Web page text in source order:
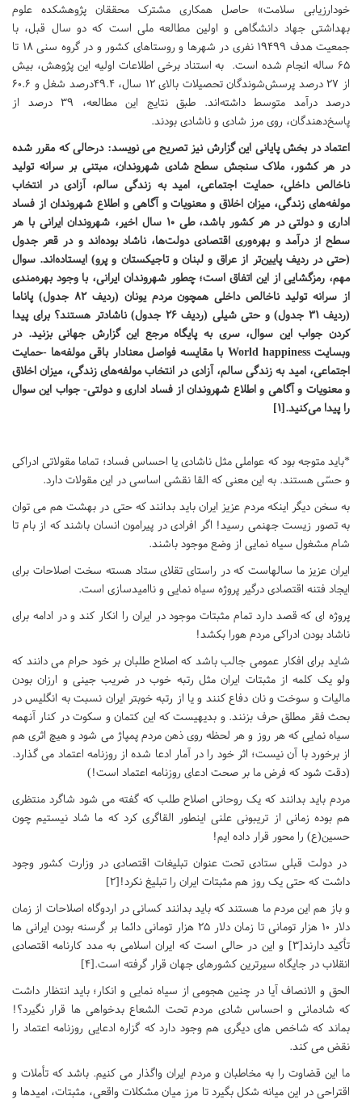
خودارزیابی سلامت» حاصل همکاری مشترک محققان پژوهشکده علوم
بهداشتی جهاد دانشگاهی و اولین مطالعه ملی است که دو سال قبل، با
جمعیت هدف 19499 نفری در شهرها و روستاهای کشور و در گروه سنی 18 تا
65 ساله انجام شده است. به استناد برخی اطلاعات اولیه این پژوهش، بیش
از 27 درصد پرسش‌شوندگان تحصیلات بالای 12 سال، 49.4درصد شغل و 60.6
درصد درآمد متوسط داشته‌اند. طبق نتایج این مطالعه، 39 درصد از
پاسخ‌دهندگان، روی مرز شادی و ناشادی بودند.
اعتماد در بخش پایانی این گزارش نیز تصریح می نویسد: درحالی که مقرر شده
در هر کشور، ملاک سنجش سطح شادی شهروندان، مبتنی بر سرانه تولید
ناخالص داخلی، حمایت اجتماعی، امید به زندگی سالم، آزادی در انتخاب
مولفه‌های زندگی، میزان اخلاق و معنویات و آگاهی و اطلاع شهروندان از فساد
اداری و دولتی در هر کشور باشد، طی 10 سال اخیر، شهروندان ایرانی با هر
سطح از درآمد و بهره‌وری اقتصادی دولت‌ها، ناشاد بوده‌اند و در قعر جدول
(حتی در ردیف پایین‌تر از عراق و لبنان و تاجیکستان و پرو) ایستاده‌اند. سوال
مهم، رمزگشایی از این اتفاق است؛ چطور شهروندان ایرانی، با وجود بهره‌مندی
از سرانه تولید ناخالص داخلی همچون مردم یونان (ردیف 82 جدول) پاناما
(ردیف 31 جدول) و حتی شیلی (ردیف 26 جدول) ناشادتر هستند؟ برای پیدا
کردن جواب این سوال، سری به پایگاه مرجع این گزارش جهانی بزنید. در
وبسایت World happiness با مقایسه فواصل معنادار باقی مولفه‌ها -حمایت
اجتماعی، امید به زندگی سالم، آزادی در انتخاب مولفه‌های زندگی، میزان اخلاق
و معنویات و آگاهی و اطلاع شهروندان از فساد اداری و دولتی- جواب این سوال
را پیدا می‌کنید.[1]
*باید متوجه بود که عواملی مثل ناشادی یا احساس فساد؛ تماما مقولاتی ادراکی
و حسّی هستند. به این معنی که القا نقشی اساسی در این مقولات دارد.
به سخن دیگر اینکه مردم عزیز ایران باید بدانند که حتی در بهشت هم می توان
به تصور زیست جهنمی رسید! اگر افرادی در پیرامون انسان باشند که از بام تا
شام مشغول سیاه نمایی از وضع موجود باشند.
ایران عزیز ما سالهاست که در راستای تقلای ستاد هسته سخت اصلاحات برای
ایجاد فتنه اقتصادی درگیر پروژه سیاه نمایی و ناامیدسازی است.
پروژه ای که قصد دارد تمام مثبتات موجود در ایران را انکار کند و در ادامه برای
ناشاد بودن ادراکی مردم هورا بکشد!
شاید برای افکار عمومی جالب باشد که اصلاح طلبان بر خود حرام می دانند که
ولو یک کلمه از مثبتات ایران مثل رتبه خوب در ضریب جینی و ارزان بودن
مالیات و سوخت و نان دفاع کنند و یا از رتبه خوبتر ایران نسبت به انگلیس در
بحث فقر مطلق حرف بزنند. و بدیهیست که این کتمان و سکوت در کنار آنهمه
سیاه نمایی که هر روز و هر لحظه روی ذهن مردم پمپاژ می شود و هیچ اثری هم
از برخورد با آن نیست؛ اثر خود را در آمار ادعا شده از روزنامه اعتماد می گذارد.
(دقت شود که فرض ما بر صحت ادعای روزنامه اعتماد است!)
مردم باید بدانند که یک روحانی اصلاح طلب که گفته می شود شاگرد منتظری
هم بوده زمانی از تریبونی علنی اینطور القاگری کرد که ما شاد نیستیم چون
حسین(ع) را محور قرار داده ایم!
در دولت قبلی ستادی تحت عنوان تبلیغات اقتصادی در وزارت کشور وجود
داشت که حتی یک روز هم مثبتات ایران را تبلیغ نکرد![2]
و باز هم این مردم ما هستند که باید بدانند کسانی در اردوگاه اصلاحات از زمان
دلار 10 هزار تومانی تا زمان دلار 25 هزار تومانی دائما بر گرسنه بودن ایرانی ها
تأکید دارند[3] و این در حالی است که ایران اسلامی به مدد کارنامه اقتصادی
انقلاب در جایگاه سیرترین کشورهای جهان قرار گرفته است.[4]
الحق و الانصاف آیا در چنین هجومی از سیاه نمایی و انکار؛ باید انتظار داشت
که شادمانی و احساس شادی مردم تحت الشعاع بدخواهی ها قرار نگیرد؟!
بماند که شاخص های دیگری هم وجود دارد که گزاره ادعایی روزنامه اعتماد را
نقض می کند.
ما این قضاوت را به مخاطبان و مردم ایران واگذار می کنیم. باشد که تأملات و
اقتراحی در این میانه شکل بگیرد تا مرز میان مشکلات واقعی، مثبتات، امیدها و